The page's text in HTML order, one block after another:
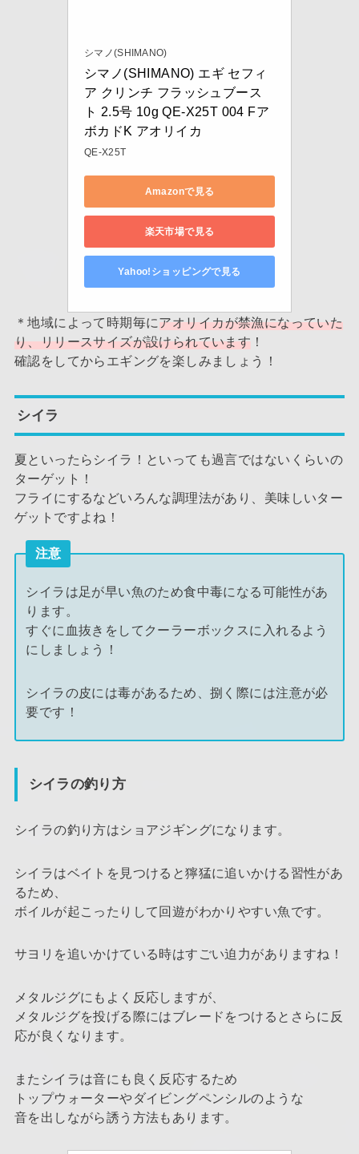
シマノ(SHIMANO)
シマノ(SHIMANO) エギ セフィ
ア クリンチ フラッシュブース
ト 2.5号 10g QE-X25T 004 Fア
ボカドK アオリイカ
QE-X25T
Amazonで見る
楽天市場で見る
Yahoo!ショッピングで見る
＊地域によって時期毎にアオリイカが禁漁になっていた
り、リリースサイズが設けられています ！
確認をしてからエギングを楽しみましょう！
シイラ
夏といったらシイラ！といっても過言ではないくらいの
ターゲット！
フライにするなどいろんな調理法があり、美味しいター
ゲットですよね！
注意
シイラは足が早い魚のため食中毒になる可能性があ
ります。
すぐに血抜きをしてクーラーボックスに入れるよう
にしましょう！
シイラの皮には毒があるため、捌く際には注意が必
要です！
シイラの釣り方
シイラの釣り方はショアジギングになります。
シイラはベイトを見つけると獰猛に追いかける習性があ
るため、
ボイルが起こったりして回遊がわかりやすい魚です。
サヨリを追いかけている時はすごい迫力がありますね！
メタルジグにもよく反応しますが、
メタルジグを投げる際にはブレードをつけるとさらに反
応が良くなります。
またシイラは音にも良く反応するため
トップウォーターやダイビングペンシルのような
音を出しながら誘う方法もあります。